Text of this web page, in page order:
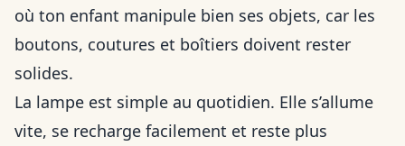
où ton enfant manipule bien ses objets, car les
boutons, coutures et boîtiers doivent rester
solides.
La lampe est simple au quotidien. Elle s’allume
vite, se recharge facilement et reste plus